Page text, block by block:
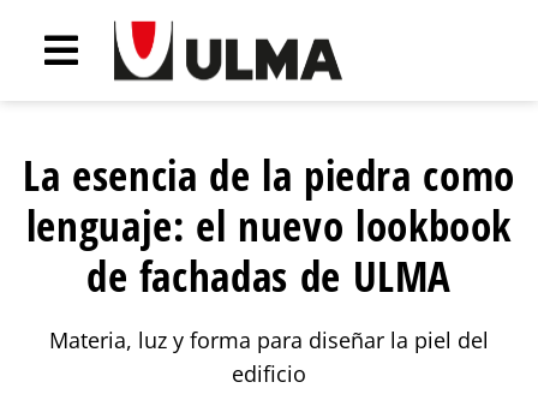
La esencia de la piedra como
lenguaje: el nuevo lookbook
de fachadas de ULMA
Materia, luz y forma para diseñar la piel del
edificio